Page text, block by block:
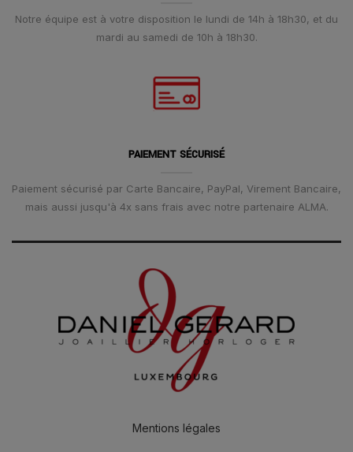
Notre équipe est à votre disposition le lundi de 14h à 18h30, et du
mardi au samedi de 10h à 18h30.
PAIEMENT SÉCURISÉ
Paiement sécurisé par Carte Bancaire, PayPal, Virement Bancaire,
mais aussi jusqu'à 4x sans frais avec notre partenaire ALMA.
Mentions légales